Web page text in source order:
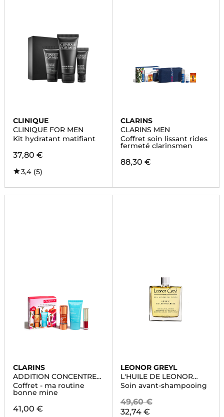
CLINIQUE
CLINIQUE FOR MEN
Kit hydratant matifiant
37,80 €
3,4 (5)
CLARINS
CLARINS MEN
Coffret soin lissant rides
fermeté clarinsmen
88,30 €
CLARINS
ADDITION CONCENTRE
ECLAT
Coffret - ma routine
bonne mine
41,00 €
LEONOR GREYL
L'HUILE DE LEONOR
GREYL
Soin avant-shampooing
49,60 €
32,74 €